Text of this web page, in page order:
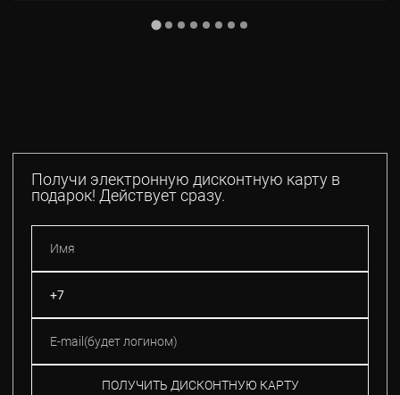
Получи электронную дисконтную карту в
подарок! Действует сразу.
ПОЛУЧИТЬ ДИСКОНТНУЮ КАРТУ